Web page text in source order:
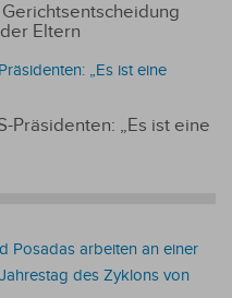
Eltern
Präsidenten: „Es ist eine
Posadas arbeiten an einer
des Zyklons von